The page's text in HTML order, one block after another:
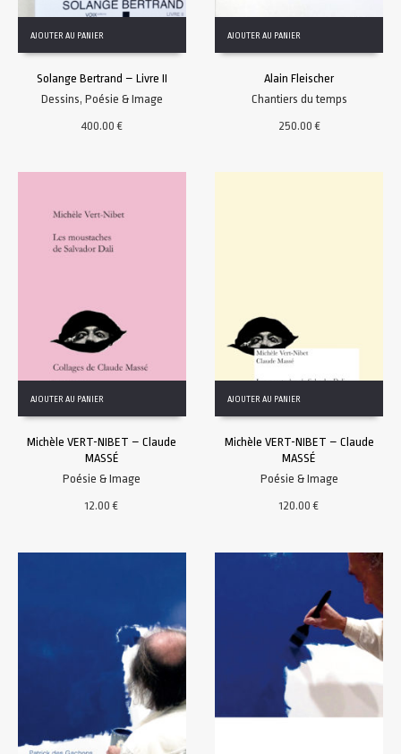
AJOUTER AU PANIER
Solange Bertrand – Livre II
Dessins, Poésie & Image
400.00€
AJOUTER AU PANIER
Alain Fleischer
Chantiers du temps
250.00€
AJOUTER AU PANIER
Michèle VERT-NIBET – Claude
MASSÉ
Poésie & Image
12.00€
AJOUTER AU PANIER
Michèle VERT-NIBET – Claude
MASSÉ
Poésie & Image
120.00€